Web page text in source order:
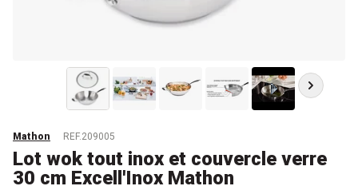
Mathon REF.209005
Lot wok tout inox et couvercle verre
30 cm Excell'Inox Mathon